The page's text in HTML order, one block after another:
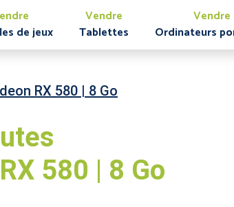
de jeux
Vendre
Tablettes
Vendre
Ordinateurs
RX 580 | 8 Go
580 | 8 Go